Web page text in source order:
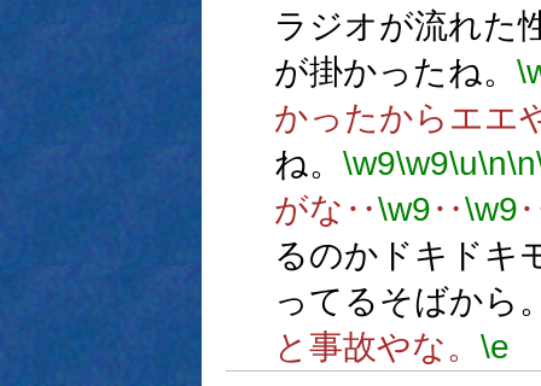
ラジオが流れた
が掛かったね。
かったからエエ
ね。 \w9\w9\u\n\n
がな‥\w9‥\w9
るのかドキドキ
ってるそばから
と事故やな。 \e